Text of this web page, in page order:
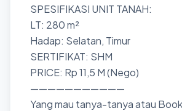
SPESIFIKASI UNIT TANAH:
LT: 280 m²
Hadap: Selatan, Timur
SERTIFIKAT: SHM
PRICE: Rp 11,5 M (Nego)
———————————
Yang mau tanya-tanya atau